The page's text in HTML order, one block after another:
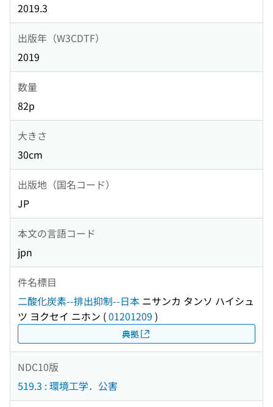
2019.3
出版年（W3CDTF）
2019
数量
82p
大きさ
30cm
出版地（国名コード）
JP
本文の言語コード
jpn
件名標目
二酸化炭素--排出抑制--日本 ニサンカ タンソ ハイシュ
ツ ヨクセイ ニホン (01201209 )
典拠
NDC10版
519.3 : 環境工学．公害